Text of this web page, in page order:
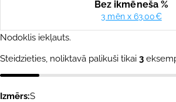
Nodoklis iekļauts.
Steidzieties, noliktavā palikuši tikai 3
Izmērs:S